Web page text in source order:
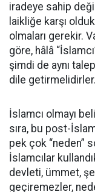
iradeye sahip
laikliğe karşı
olmaları gerekir.
göre, hâlâ
şimdi de aynı
dile getirmelidirler.
İslamcı olmayı
sıra, bu post-
pek çok “neden”
İslamcılar
devleti, ümmet,
geçiremezler,